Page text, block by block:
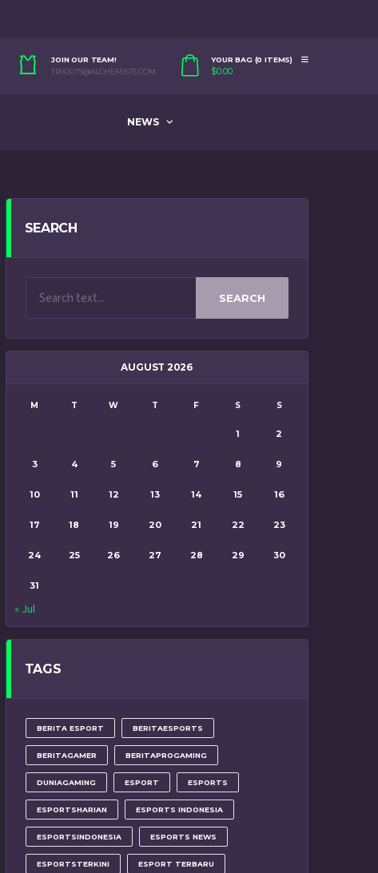
JOIN OUR TEAM!
TRYOUTS@ALCHEMISTS.COM
YOUR BAG (0 ITEMS)
$0.00
NEWS
SEARCH
SEARCH
AUGUST 2026
M T W T F S S
1 2
3 4 5 6 7 8 9
10 11 12 13 14 15 16
17 18 19 20 21 22 23
24 25 26 27 28 29 30
31
« Jul
TAGS
BERITA ESPORT BERITAESPORTS
BERITAGAMER BERITAPROGAMING
DUNIAGAMING ESPORT ESPORTS
ESPORTSHARIAN ESPORTS INDONESIA
ESPORTSINDONESIA ESPORTS NEWS
ESPORTSTERKINI ESPORT TERBARU